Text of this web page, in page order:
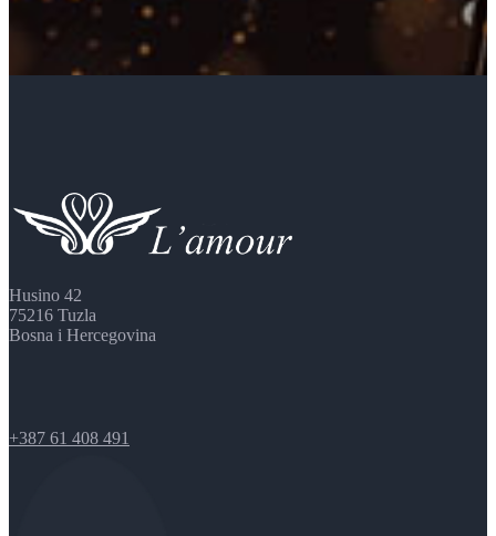
Husino 42
75216 Tuzla
Bosna i Hercegovina
+387 61 408 491